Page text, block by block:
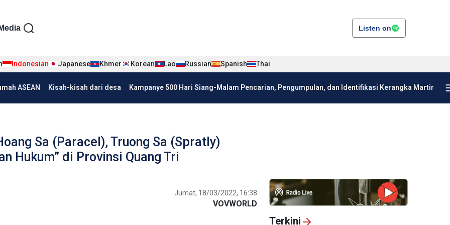
tiếng Indo
Media Listen on
Indonesian Japanese Khmer Korean Lao Russian Spanish Thai
ASEAN Kisah-kisah dari desa Kampanye 500 Hari Siang-Malam Pencarian, Pengumpulan, dan Identifikasi Kerangka Martir
Sa (Paracel), Truong Sa (Spratly)
Hukum” di Provinsi Quang Tri
Jumat, 18/03/2022, 16:38
VOVWORLD
Terkini